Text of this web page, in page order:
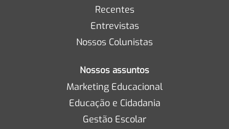
Recentes
Entrevistas
Nossos Colunistas
Nossos assuntos
Marketing Educacional
Educação e Cidadania
Gestão Escolar